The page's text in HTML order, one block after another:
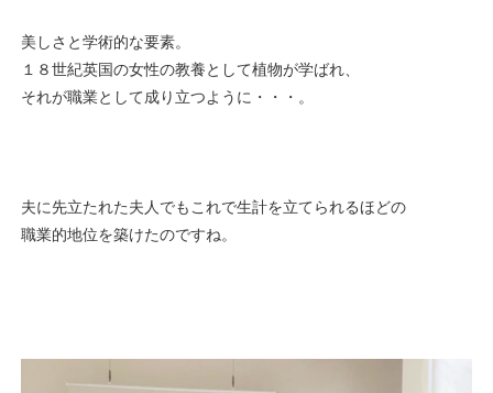
美しさと学術的な要素。
１８世紀英国の女性の教養として植物が学ばれ、
それが職業として成り立つように・・・。
夫に先立たれた夫人でもこれで生計を立てられるほどの
職業的地位を築けたのですね。